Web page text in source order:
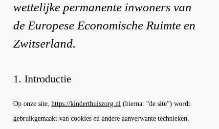
wettelijke permanente inwoners van
de Europese Economische Ruimte en
Zwitserland.
1. Introductie
Op onze site, https://kinderthuiszorg.nl(hierna: “de site”) wordt
gebruikgemaakt van cookies en andere aanverwante technieken.